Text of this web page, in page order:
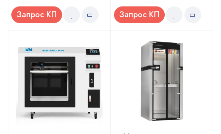
Запрос КП Запрос КП